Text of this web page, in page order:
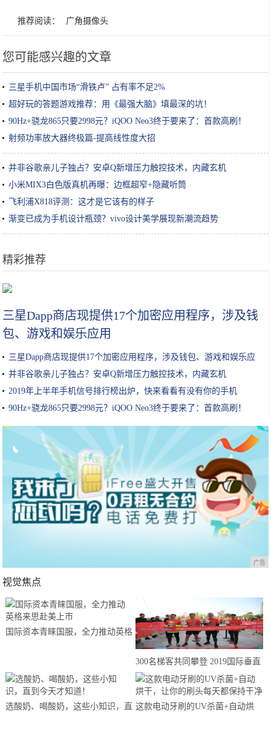
推荐阅读： 广角摄像头
您可能感兴趣的文章
三星手机中国市场“滑铁卢” 占有率不足2%
超好玩的答题游戏推荐：用《最强大脑》填最深的坑！
90Hz+骁龙865只要2998元？iQOO Neo3终于要来了：首款高刷！
射频功率放大器终极篇-提高线性度大招
并非谷歌亲儿子独占？安卓Q新增压力触控技术，内藏玄机
小米MIX3白色版真机再曝：边框超窄+隐藏听筒
飞利浦X818评测：这才是它该有的样子
渐变已成为手机设计瓶颈？vivo设计美学展现新潮流趋势
精彩推荐
三星Dapp商店现提供17个加密应用程序，涉及钱
包、游戏和娱乐应用
三星Dapp商店现提供17个加密应用程序，涉及钱包、游戏和娱乐应
用
并非谷歌亲儿子独占？安卓Q新增压力触控技术，内藏玄机
2019年上半年手机信号排行榜出炉，快来看看有没有你的手机
90Hz+骁龙865只要2998元？iQOO Neo3终于要来了：首款高刷！
广告
视觉焦点
国际资本青睐国服，全力推动英格
300名梯客共同攀登 2019国际垂直
马拉松超级精英赛顺德海骏达中心
站欢乐开跑
选酸奶、喝酸奶，这些小知识，直 这款电动牙刷的UV杀菌+自动烘